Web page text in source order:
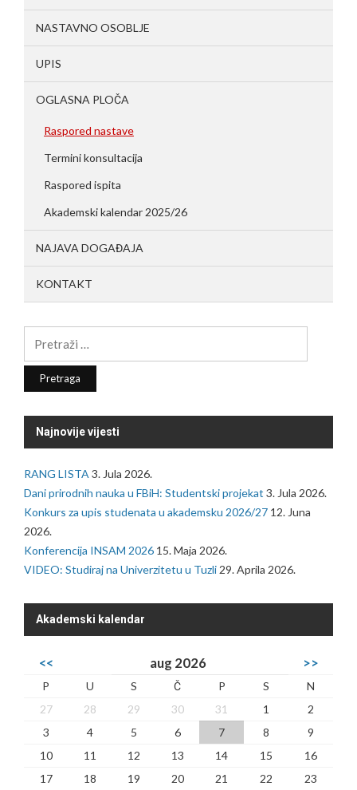
NASTAVNO OSOBLJE
UPIS
OGLASNA PLOČA
Raspored nastave
Termini konsultacija
Raspored ispita
Akademski kalendar 2025/26
NAJAVA DOGAĐAJA
KONTAKT
Najnovije vijesti
RANG LISTA 3. Jula 2026.
Dani prirodnih nauka u FBiH: Studentski projekat 3. Jula 2026.
Konkurs za upis studenata u akademsku 2026/27 12. Juna
2026.
Konferencija INSAM 2026 15. Maja 2026.
VIDEO: Studiraj na Univerzitetu u Tuzli 29. Aprila 2026.
Akademski kalendar
<< aug 2026 >>
P U S Č P S
N
27
28 29 30 31 1
2
3
4 5 6 7 8
9
10
11 12 13 14 15
16
17
18 19 20 21 22 23